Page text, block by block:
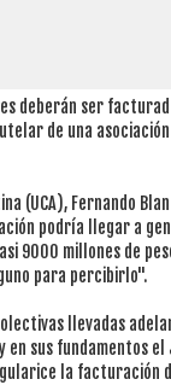
deberán ser
de una
(UCA), Fernando
podría llegar a
9000 millones de
para percibirlo".
llevadas
sus fundamentos
la facturación